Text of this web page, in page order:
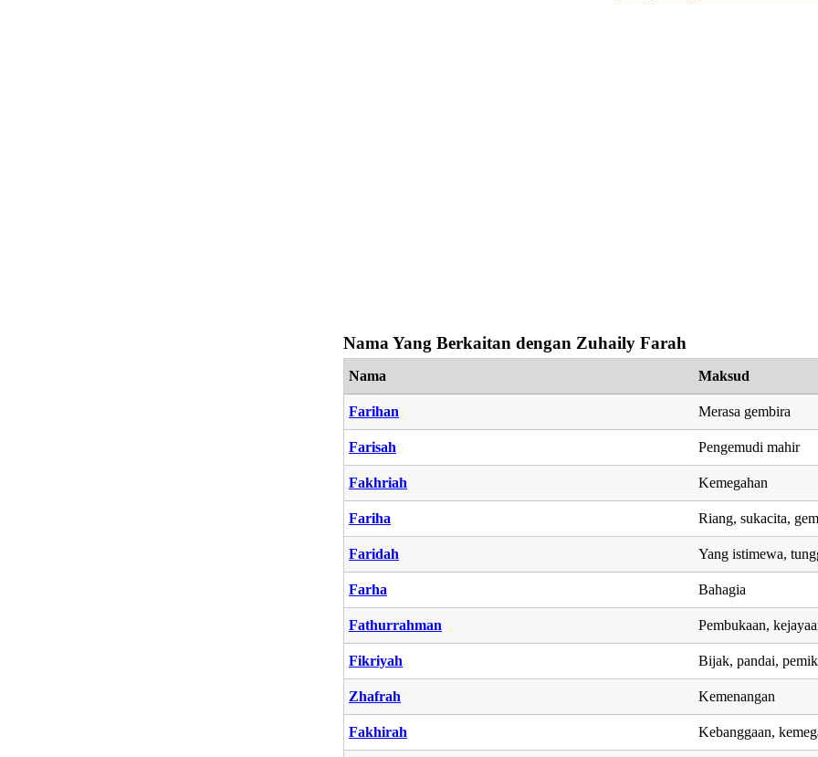
Nama Yang Berkaitan dengan Zuhaily Farah
Nama Maksud
Farihan Merasa gembira
Farisah Pengemudi mahir
Fakhriah Kemegahan
Fariha Riang, sukacita,
Faridah Yang istimewa,
Farha Bahagia
Fathurrahman Pembukaan,
Fikriyah Bijak, pandai,
Zhafrah Kemenangan
Fakhirah Kebanggaan,